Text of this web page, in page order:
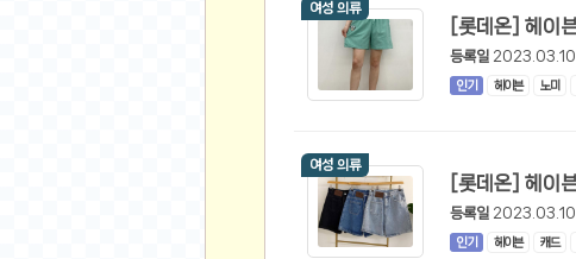
스쿠버 다이빙
윈드서핑&서핑
여성 의류
등록일 2023.03.10
인기 헤이븐 노미
여성 의류
등록일 2023.03.10
인기 헤이븐 캐드